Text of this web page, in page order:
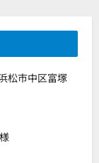
中区富塚